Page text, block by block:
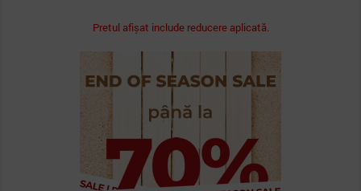
Pretul afișat include reducere aplicată.